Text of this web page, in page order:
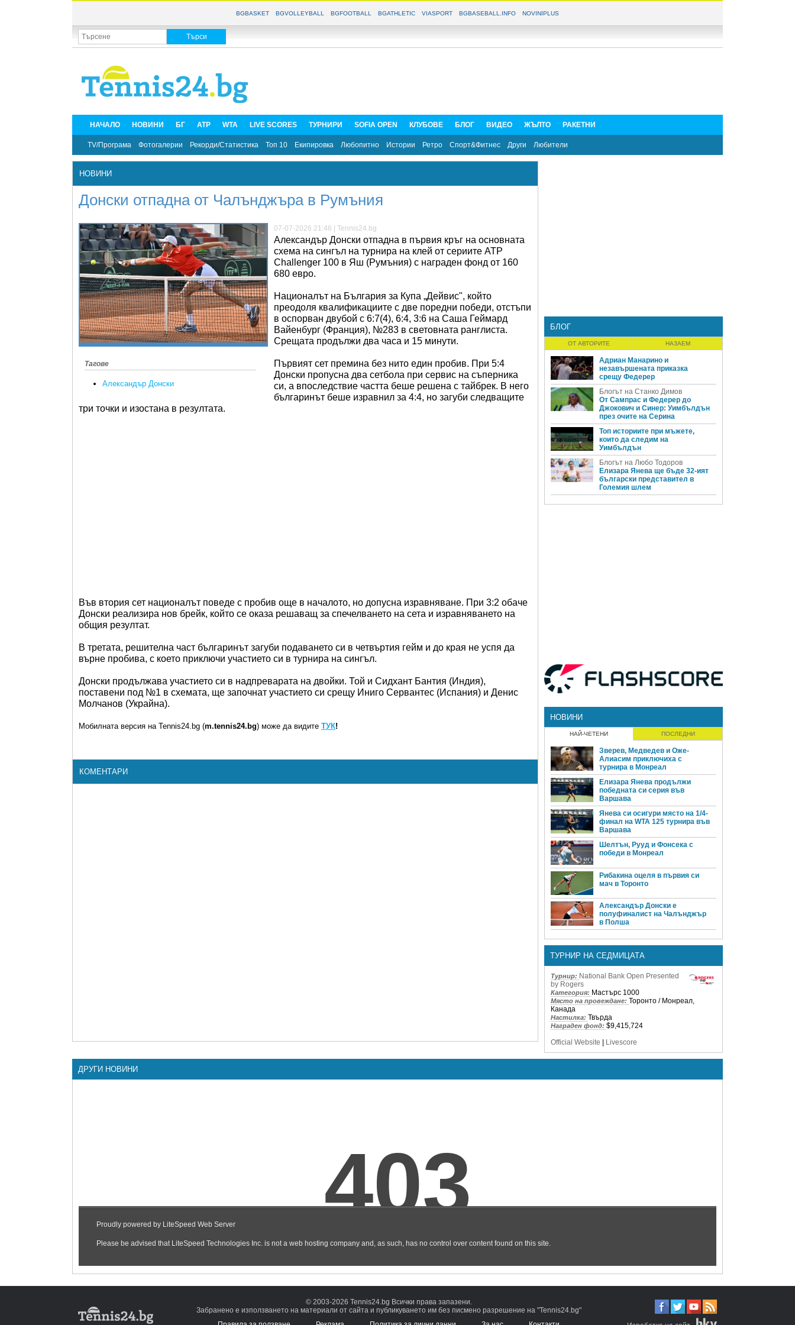
BGBASKET BGVOLLEYBALL BGFOOTBALL BGATHLETIC VIASPORT BGBASEBALL.INFO NOVINIPLUS
НАЧАЛО НОВИНИ БГ ATP WTA LIVE SCORES ТУРНИРИ SOFIA OPEN КЛУБОВЕ БЛОГ ВИДЕО ЖЪЛТО РАКЕТНИ
TV/Програма Фотогалерии Рекорди/Статистика Топ 10 Екипировка Любопитно Истории Ретро Спорт&Фитнес Други Любители
НОВИНИ
Донски отпадна от Чалънджъра в Румъния
Тагове
Александър Донски
07-07-2026 21:46 | Tennis24.bg
Александър Донски отпадна в първия кръг на основната
схема на сингъл на турнира на клей от сериите ATP
Challenger 100 в Яш (Румъния) с награден фонд от 160
680 евро.
Националът на България за Купа „Дейвис", който
преодоля квалификациите с две поредни победи, отстъпи
в оспорван двубой с 6:7(4), 6:4, 3:6 на Саша Геймард
Вайенбург (Франция), №283 в световната ранглиста.
Срещата продължи два часа и 15 минути.
Първият сет премина без нито един пробив. При 5:4
Донски пропусна два сетбола при сервис на съперника
си, а впоследствие частта беше решена с тайбрек. В него
българинът беше изравнил за 4:4, но загуби следващите
три точки и изостана в резултата.
Във втория сет националът поведе с пробив още в началото, но допусна изравняване. При 3:2 обаче
Донски реализира нов брейк, който се оказа решаващ за спечелването на сета и изравняването на
общия резултат.
В третата, решителна част българинът загуби подаването си в четвъртия гейм и до края не успя да
върне пробива, с което приключи участието си в турнира на сингъл.
Донски продължава участието си в надпреварата на двойки. Той и Сидхант Бантия (Индия),
поставени под №1 в схемата, ще започнат участието си срещу Иниго Сервантес (Испания) и Денис
Молчанов (Украйна).
Мобилната версия на Tennis24.bg (m.tennis24.bg) може да видите ТУК!
КОМЕНТАРИ
БЛОГ
ОТ АВТОРИТЕ НАЗАЕМ
Адриан Манарино и
незавършената приказка
срещу Федерер
Блогът на Станко Димов
От Сампрас и Федерер до
Джокович и Синер: Уимбълдън
през очите на Серина
Топ историите при мъжете,
които да следим на
Уимбълдън
Блогът на Любо Тодоров
Елизара Янева ще бъде 32-ият
български представител в
Големия шлем
НОВИНИ
НАЙ-ЧЕТЕНИ ПОСЛЕДНИ
Зверев, Медведев и Оже-
Алиасим приключиха с
турнира в Монреал
Елизара Янева продължи
победната си серия във
Варшава
Янева си осигури място на 1/4-
финал на WTA 125 турнира във
Варшава
Шелтън, Рууд и Фонсека с
победи в Монреал
Рибакина оцеля в първия си
мач в Торонто
Александър Донски е
полуфиналист на Чалънджър
в Полша
ТУРНИР НА СЕДМИЦАТА
Турнир: National Bank Open Presented
by Rogers
Категория: Мастърс 1000
Място на провеждане: Торонто / Монреал,
Канада
Настилка: Твърда
Награден фонд: $9,415,724
Official Website
Livescore
ДРУГИ НОВИНИ
© 2003-2026 Tennis24.bg Всички права запазени.
Забранено е използването на материали от сайта и публикуването им без писмено разрешение на "Tennis24.bg"